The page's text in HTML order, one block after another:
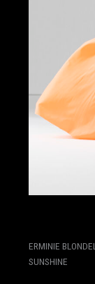
ERMINIE
SUNSHINE